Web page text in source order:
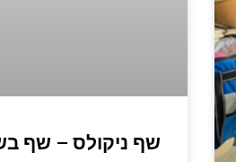
שף ניקולס – שף